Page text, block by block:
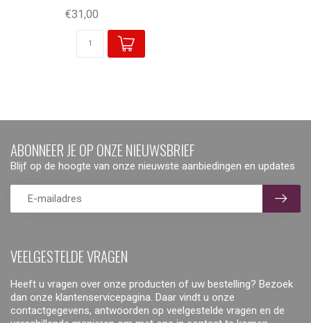
€31,00
VEELGESTELDE VRAGEN
Heeft u vragen over onze producten of uw bestelling? Bezoek
dan onze klantenservicepagina. Daar vindt u onze
contactgegevens, antwoorden op veelgestelde vragen en de
ABONNEER JE OP ONZE NIEUWSBRIEF
Blijf op de hoogte van onze nieuwste aanbiedingen en updates